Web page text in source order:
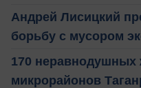
Андрей Лисицкий
борьбу с мусором
170 неравнодушных
микрорайонов